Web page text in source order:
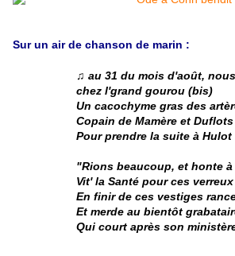
Sur un air de chanson de marin :
♫ au 31 du mois d'août,
chez l'grand gourou (bis)
Un cacochyme gras des
Copain de Mamère et Duflots
Pour prendre la suite à Hulot
"Rions beaucoup, et honte à
Vit' la Santé pour ces
En finir de ces vestiges
Et merde au bientôt
Qui court après son